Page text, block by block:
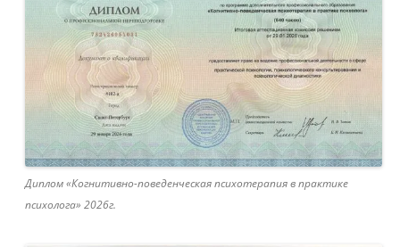
Диплом «Когнитивно-поведенческая психотерапия в практике
психолога» 2026г.